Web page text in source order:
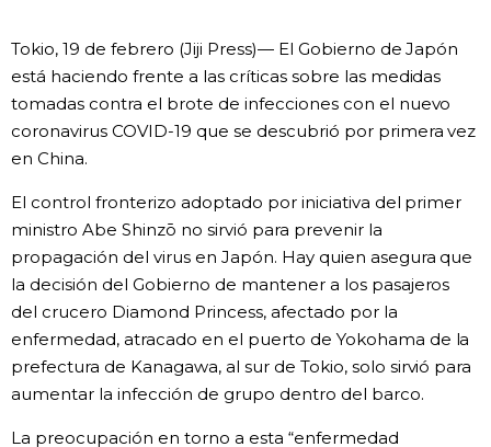
Vida
Guía de Japón
Vídeos e imágenes
En profundidad
Más
Noticias official SNS
Tokio, 19 de febrero (Jiji Press)— El Gobierno de Japón
está haciendo frente a las críticas sobre las medidas
tomadas contra el brote de infecciones con el nuevo
coronavirus COVID-19 que se descubrió por primera vez
en China.
El control fronterizo adoptado por iniciativa del primer
ministro Abe Shinzō no sirvió para prevenir la
propagación del virus en Japón. Hay quien asegura que
la decisión del Gobierno de mantener a los pasajeros
del crucero Diamond Princess, afectado por la
enfermedad, atracado en el puerto de Yokohama de la
prefectura de Kanagawa, al sur de Tokio, solo sirvió para
aumentar la infección de grupo dentro del barco.
La preocupación en torno a esta “enfermedad